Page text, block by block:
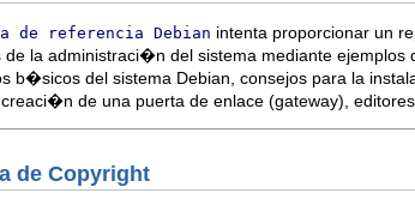
de referencia Debian intenta proporcionar un
de la administraci�n del sistema mediante
b�sicos del sistema Debian, consejos para la
de una puerta de enlace (gateway),
de Copyright